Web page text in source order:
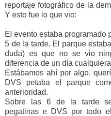
reportaje fotográfico de la
Y esto fue lo que vio:
El evento estaba programado
5 de la tarde. El parque
duda) es que no se vio
diferencia de un día
Estábamos ahí por algo,
DVS petaba el parque
anterioridad.
Sobre las 6 de la tarde
pegatinas e DVS por todo